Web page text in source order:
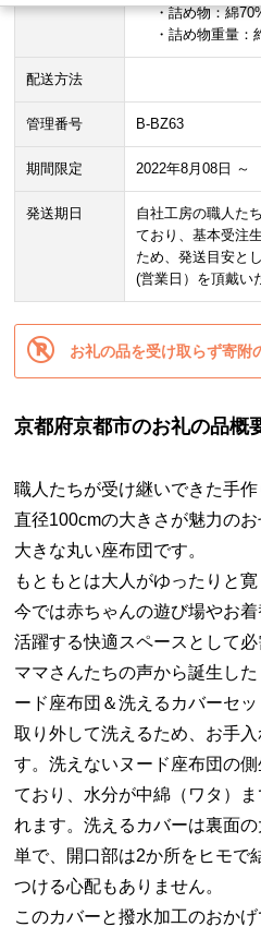
・詰め物：綿
・詰め物重量：
配送方法
管理番号 B-BZ63
期間限定 2022年8月08日 ～
発送期日
自社工房の職人た
ており、基本受注
ため、発送目安と
(営業日）を頂戴い
お礼の品を受け取らず寄附
京都府京都市のお礼の品概
職人たちが受け継いできた手作
直径100cmの大きさが魅力の
大きな丸い座布団です。
もともとは大人がゆったりと
今では赤ちゃんの遊び場やお
活躍する快適スペースとして必
ママさんたちの声から誕生し
ード座布団＆洗えるカバーセ
取り外して洗えるため、お手
す。洗えないヌード座布団の
ており、水分が中綿（ワタ）
れます。洗えるカバーは裏面
単で、開口部は2か所をヒモで
つける心配もありません。
このカバーと撥水加工のおか